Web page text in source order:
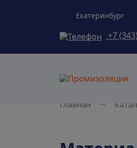
Екатеринбург
+7
Главная